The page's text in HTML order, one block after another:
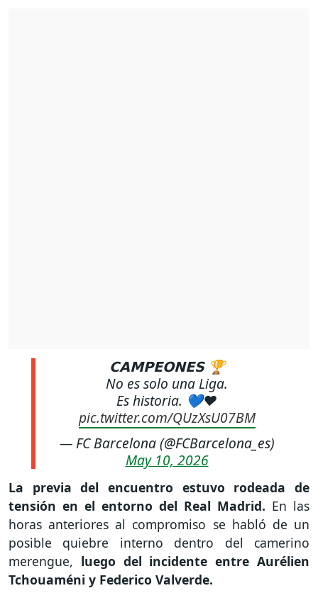
𝗖𝗔𝗠𝗣𝗘𝗢𝗡𝗘𝗦 🏆
No es solo una Liga.
Es historia. 💙❤️
pic.twitter.com/QUzXsU07BM
— FC Barcelona (@FCBarcelona_es)
May 10, 2026
La previa del encuentro estuvo rodeada de
tensión en el entorno del Real Madrid. En las
horas anteriores al compromiso se habló de un
posible quiebre interno dentro del camerino
merengue, luego del incidente entre Aurélien
Tchouaméni y Federico Valverde.